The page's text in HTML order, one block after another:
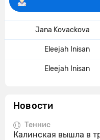
Jana Kovackova
Eleejah Inisan
Eleejah Inisan
Новости
Теннис
Калинская вышла в